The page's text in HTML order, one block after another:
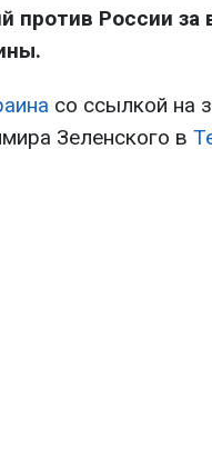
против России за
со ссылкой на
Зеленского в